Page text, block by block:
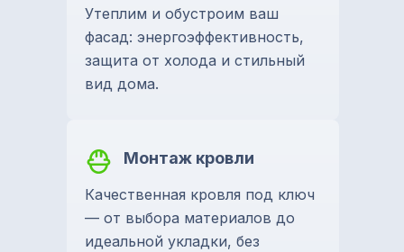
Утеплим и обустроим ваш
фасад: энергоэффективность,
защита от холода и стильный
вид дома.
Монтаж кровли
Качественная кровля под ключ
— от выбора материалов до
идеальной укладки, без